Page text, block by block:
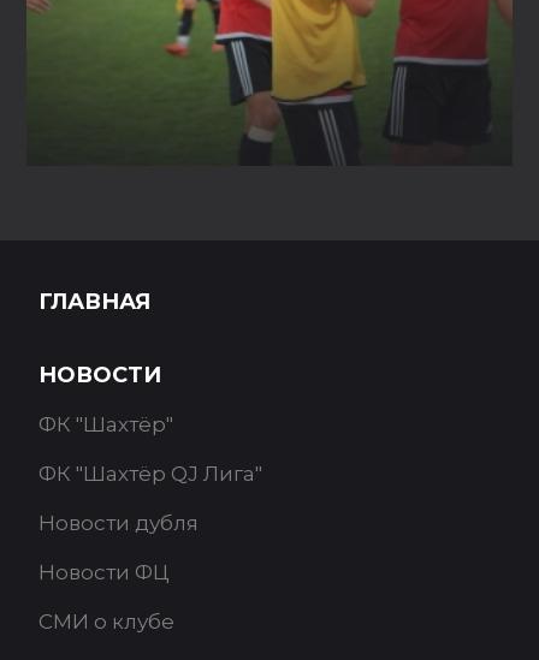
ГЛАВНАЯ
НОВОСТИ
ФК "Шахтёр"
ФК "Шахтёр QJ Лига"
Новости дубля
Новости ФЦ
СМИ о клубе